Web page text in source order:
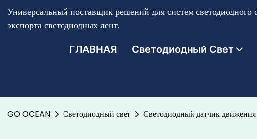
Универсальный поставщик решений для систем
экспорта светодиодных лент.
ГЛАВНАЯ Светодиодный Свет
GO OCEAN Светодиодный свет Светодиодный датчик движения